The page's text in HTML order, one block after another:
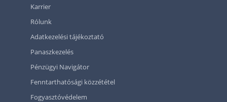
Karrier
Rólunk
Adatkezelési tájékoztató
Panaszkezelés
Pénzügyi Navigátor
Fenntarthatósági közzététel
Fogyasztóvédelem